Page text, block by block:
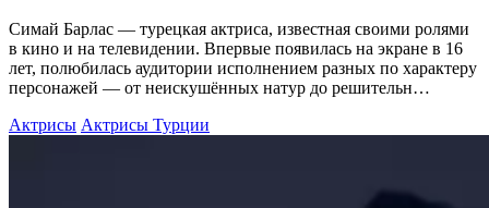
Симай Барлас — турецкая актриса, известная своими ролями
в кино и на телевидении. Впервые появилась на экране в 16
лет, полюбилась аудитории исполнением разных по характеру
персонажей — от неискушённых натур до решительн…
Актрисы Актрисы Турции